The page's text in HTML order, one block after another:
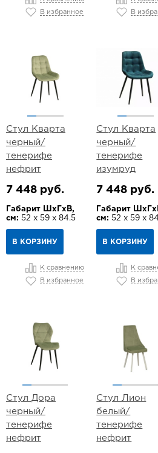
В избранное В
Стул Кварта
черный/
тенерифе
нефрит
7 448 руб.
Габарит ШхГхВ,
см: 52 х 59 х 84.5
В КОРЗИНУ
К сравнению
В избранное
Стул Кварта
черный/
тенерифе
изумруд
7 448 руб.
Габарит
см: 52 х 59 х
В КОРЗИНУ
К
В
Стул Дора
черный/
тенерифе
нефрит
Стул Лион
белый/
тенерифе
нефрит